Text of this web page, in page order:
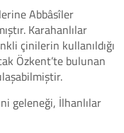
Abbâsîler
Karahanlılar
çinilerin kullanıldığı
Özkent’te bulunan
geleneği, İlhanlılar